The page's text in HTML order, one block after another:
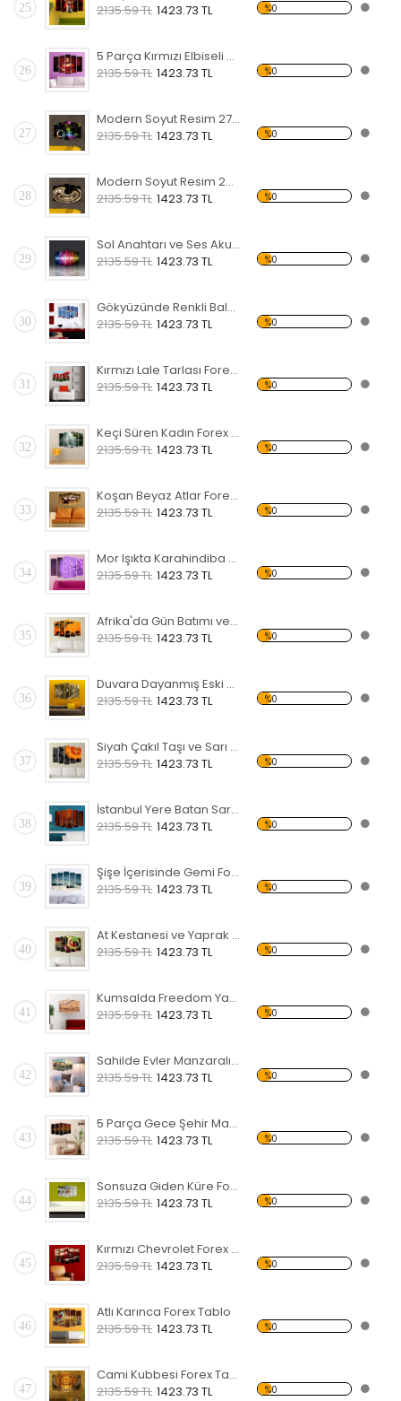
25
2135.59 TL 1423.73 TL %0
26
5 Parça Kırmızı Elbiseli Kadın Forex Tablo
2135.59 TL 1423.73 TL %0
27
Modern Soyut Resim 27 Forex Tablo
2135.59 TL 1423.73 TL %0
28
Modern Soyut Resim 26 Forex Tablo
2135.59 TL 1423.73 TL %0
29
Sol Anahtarı ve Ses Akustik Frekansı Forex Tablo
2135.59 TL 1423.73 TL %0
30
Gökyüzünde Renkli Balonlar Forex Tablo
2135.59 TL 1423.73 TL %0
31
Kırmızı Lale Tarlası Forex Tablo
2135.59 TL 1423.73 TL %0
32
Keçi Süren Kadın Forex Tablo
2135.59 TL 1423.73 TL %0
33
Koşan Beyaz Atlar Forex Tablo
2135.59 TL 1423.73 TL %0
34
Mor Işıkta Karahindiba Çiçeği Forex Tablo
2135.59 TL 1423.73 TL %0
35
Afrika'da Gün Batımı ve Fil Sürüsü Forex Tablo
2135.59 TL 1423.73 TL %0
36
Duvara Dayanmış Eski Bisiklet Forex Tablo
2135.59 TL 1423.73 TL %0
37
Siyah Çakıl Taşı ve Sarı Çiçek Forex Tablo
2135.59 TL 1423.73 TL %0
38
İstanbul Yere Batan Sarnıcı Forex Tablo
2135.59 TL 1423.73 TL %0
39
Şişe İçerisinde Gemi Forex Tablo
2135.59 TL 1423.73 TL %0
40
At Kestanesi ve Yaprak Forex Tablo
2135.59 TL 1423.73 TL %0
41
Kumsalda Freedom Yazısı Forex Tablo
2135.59 TL 1423.73 TL %0
42
Sahilde Evler Manzaralı Forex Tablo
2135.59 TL 1423.73 TL %0
43
5 Parça Gece Şehir Manzarası Forex Tablo
2135.59 TL 1423.73 TL %0
44
Sonsuza Giden Küre Forex Tablo
2135.59 TL 1423.73 TL %0
45
Kırmızı Chevrolet Forex Tablo
2135.59 TL 1423.73 TL %0
46
Atlı Karınca Forex Tablo
2135.59 TL 1423.73 TL %0
47
Cami Kubbesi Forex Tablo
2135.59 TL 1423.73 TL %0